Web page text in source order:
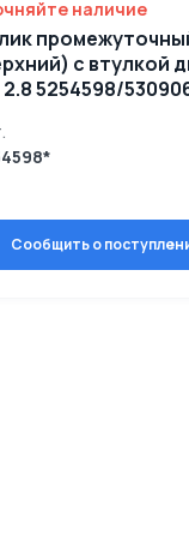
наличие
с втулкой
2.8 5254598/
Сообщить о